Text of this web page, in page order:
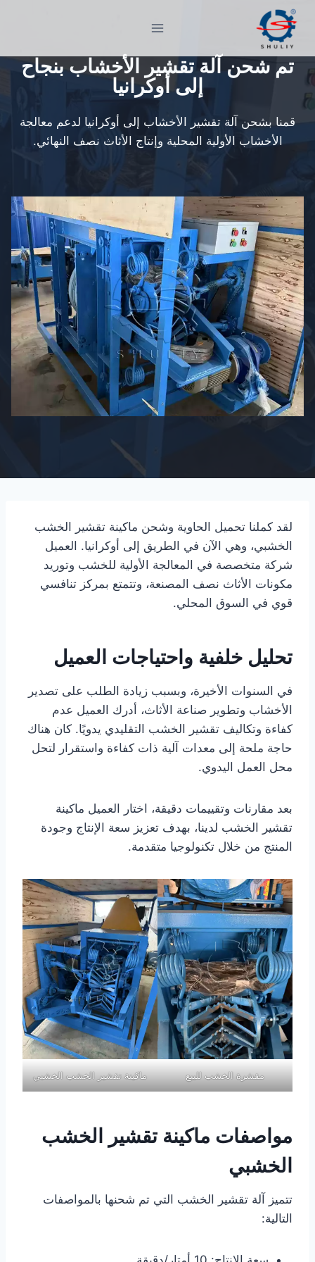
التجاوز
المحتوى
تم شحن آلة تقشير الأخشاب بنجاح
إلى أوكرانيا
قمنا بشحن آلة تقشير الأخشاب إلى أوكرانيا لدعم معالجة
الأخشاب الأولية المحلية وإنتاج الأثاث نصف النهائي.
لقد كملنا تحميل الحاوية وشحن ماكينة تقشير الخشب
الخشبي، وهي الآن في الطريق إلى أوكرانيا. العميل
شركة متخصصة في المعالجة الأولية للخشب وتوريد
مكونات الأثاث نصف المصنعة، وتتمتع بمركز تنافسي
قوي في السوق المحلي.
تحليل خلفية واحتياجات العميل
في السنوات الأخيرة، وبسبب زيادة الطلب على تصدير
الأخشاب وتطوير صناعة الأثاث، أدرك العميل عدم
كفاءة وتكاليف تقشير الخشب التقليدي يدويًا. كان هناك
حاجة ملحة إلى معدات آلية ذات كفاءة واستقرار لتحل
محل العمل اليدوي.
بعد مقارنات وتقييمات دقيقة، اختار العميل ماكينة
تقشير الخشب لدينا، بهدف تعزيز سعة الإنتاج وجودة
المنتج من خلال تكنولوجيا متقدمة.
مقشرة الخشب للبيع ماكينة تقشير الخشب الخشبي
مواصفات ماكينة تقشير الخشب
الخشبي
تتميز آلة تقشير الخشب التي تم شحنها بالمواصفات
التالية: